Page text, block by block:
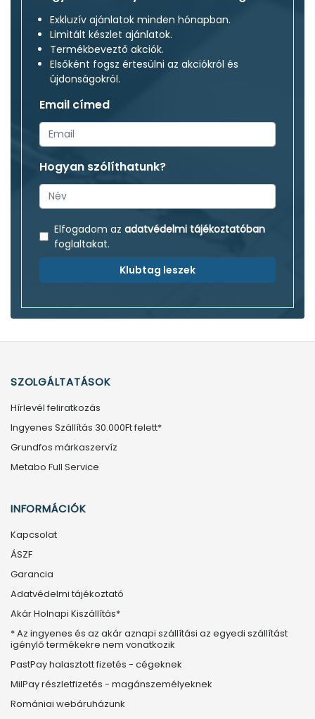
Exkluzív ajánlatok minden hónapban.
Limitált készlet ajánlatok.
Termékbeveztő akciók.
Elsőként fogsz értesülni az akciókról és
újdonságokról.
Email címed
Hogyan szólíthatunk?
Elfogadom az adatvédelmi tájékoztatóban
foglaltakat.
Klubtag leszek
SZOLGÁLTATÁSOK
Hírlevél feliratkozás
Ingyenes Szállítás 30.000Ft felett*
Grundfos márkaszervíz
Metabo Full Service
INFORMÁCIÓK
Kapcsolat
ÁSZF
Garancia
Adatvédelmi tájékoztató
Akár Holnapi Kiszállítás*
* Az ingyenes és az akár aznapi szállítási az egyedi szállítást
igénylő termékekre nem vonatkozik
PastPay halasztott fizetés - cégeknek
MilPay részletfizetés - magánszemélyeknek
Romániai webáruházunk